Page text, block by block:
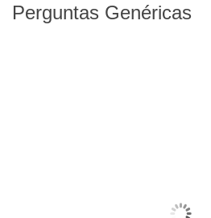
Perguntas Genéricas